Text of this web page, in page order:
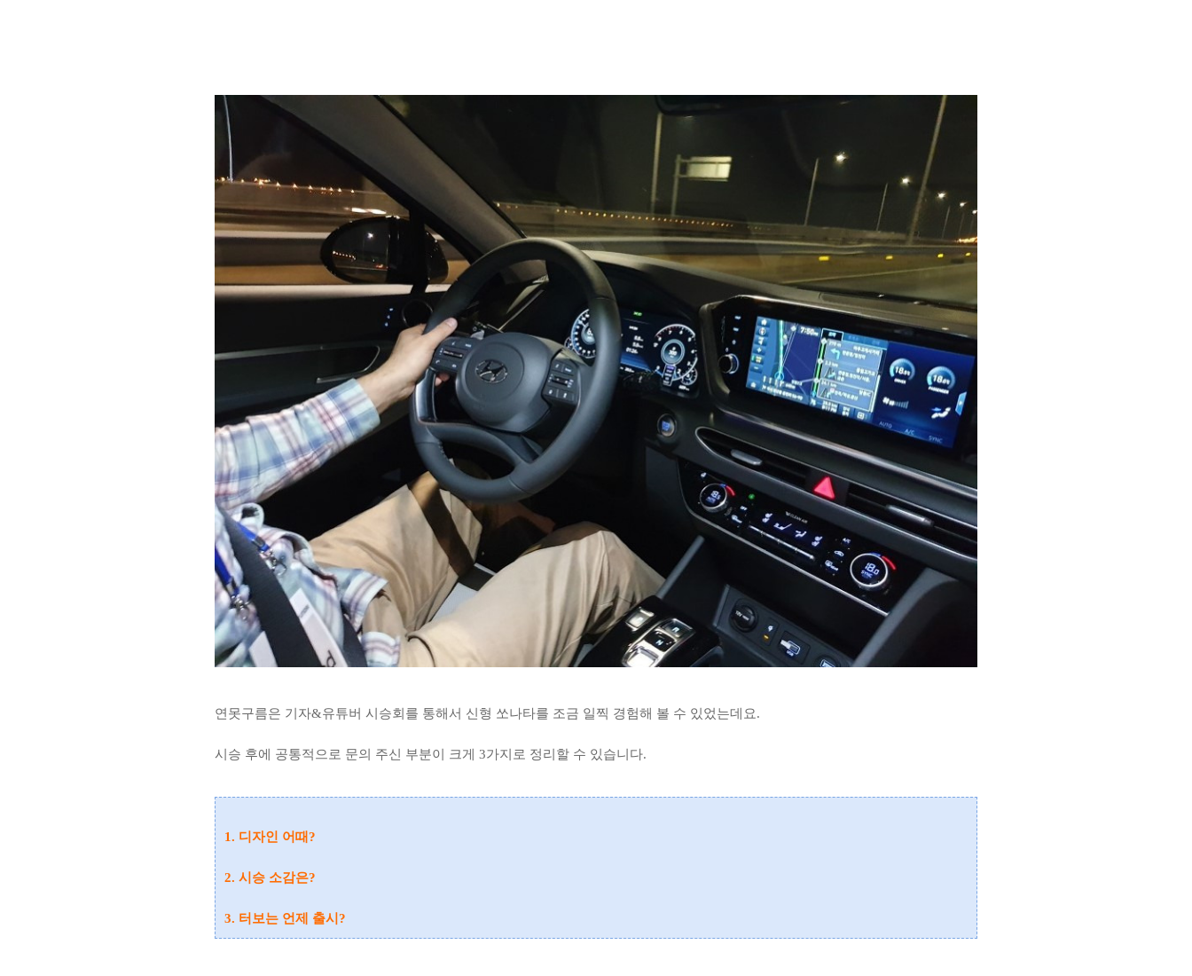
연못구름은 기자&유튜버 시승회를 통해서 신형 쏘나타를 조금 일찍 경험해 볼 수 있었는데요.
시승 후에 공통적으로 문의 주신 부분이 크게 3가지로 정리할 수 있습니다.
1. 디자인 어때?
2. 시승 소감은?
3. 터보는 언제 출시?